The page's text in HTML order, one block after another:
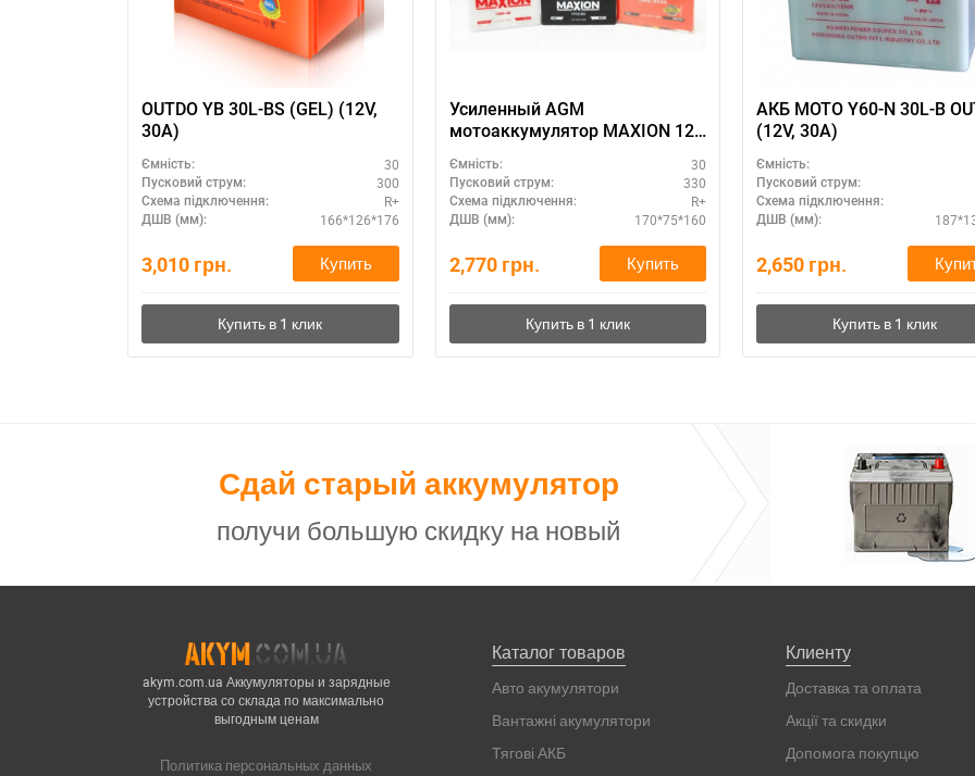
OUTDO YB 30L-BS (GEL) (12V,
30A)
Ємність: 30
Пусковий струм: 300
Схема підключення: R+
ДШВ (мм): 166*126*176
3,010 грн. Купить
Усиленный AGM
мотоаккумулятор MAXION 12V
30A (MXBM-YB30L-BS AGM)
Ємність: 30
Пусковий струм: 330
Схема підключення: R+
ДШВ (мм): 170*75*160
2,770 грн. Купить
АКБ MOTO Y60-N 30L-B
(12V, 30A)
Ємність:
Пусковий струм:
Схема підключення:
ДШВ (мм):
2,650 грн.
Сдай старый аккумулятор
получи большую скидку на новый
akym.com.ua Аккумуляторы и зарядные
устройства со склада по максимально
выгодным ценам
Политика персональных данных
Каталог товаров
Авто акумулятори
Вантажні акумулятори
Тягові АКБ
Клиенту
Доставка та оплата
Акції та скидки
Допомога покупцю